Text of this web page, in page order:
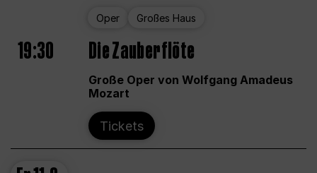
Oper Großes Haus
19:30 Die Zauberflöte
Große Oper von Wolfgang Amadeus
Mozart
Tickets